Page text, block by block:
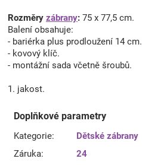
Rozměry zábrany: 75 x 77,5 cm.
Balení obsahuje:
- bariérka plus prodloužení 14 cm.
- kovový klíč.
- montážní sada včetně šroubů.
1. jakost.
Doplňkové parametry
Kategorie:
Dětské zábrany
Záruka:
24